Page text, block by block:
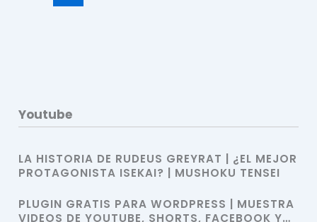
Youtube
LA HISTORIA DE RUDEUS GREYRAT | ¿EL MEJOR
PROTAGONISTA ISEKAI? | MUSHOKU TENSEI
PLUGIN GRATIS PARA WORDPRESS | MUESTRA
VIDEOS DE YOUTUBE, SHORTS, FACEBOOK Y